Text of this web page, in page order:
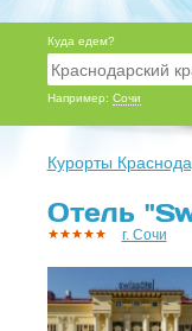
Куда едем?
Например: Сочи
Курорты
Отель
г. Сочи